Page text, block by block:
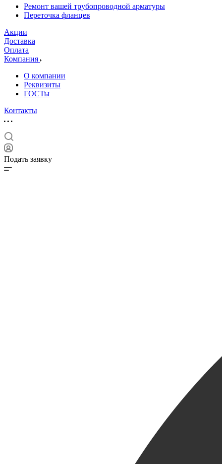
Ремонт вашей трубопроводной арматуры
Переточка фланцев
Акции
Доставка
Оплата
Компания
О компании
Реквизиты
ГОСТы
Контакты
Подать заявку